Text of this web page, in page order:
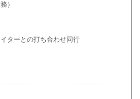
）
ターとの打ち合わせ同行